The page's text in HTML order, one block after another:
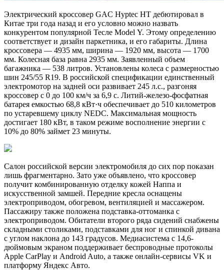
Электрический кроссовер GAC Hyptec HT дебютировал в
Китае три года назад и его условно можно назвать
конкурентом популярной Тесле Model Y. Этому определению
соответствует и дизайн паркетника, и его габариты. Длина
кроссовера — 4935 мм, ширина — 1920 мм, высота — 1700
мм. Колесная база равна 2935 мм. Заявленный объем
багажника — 538 литров. Установлены колеса с размерностью
шин 245/55 R19. В российской спецификации единственный
электромотор на задней оси развивает 245 л.с., разгоняя
кроссовер с 0 до 100 км/ч за 6,9 с. Литий-железо-фосфатная
батарея емкостью 68,8 кВт·ч обеспечивает до 510 километров
по устаревшему циклу NEDC. Максимальная мощность
достигает 180 кВт, в таком режиме восполнение энергии с
10% до 80% займет 23 минуты.
Салон российской версии электромобиля до сих пор показан
лишь фрагментарно. Зато уже объявлено, что кроссовер
получит комбинированную отделку кожей Наппа и
искусственной замшей. Передние кресла оснащены
электроприводом, обогревом, вентиляцией и массажером.
Пассажиру также положена подставка-оттоманка с
электроприводом. Обитатели второго ряда сидений снабжены
складными столиками, подставками для ног и спинкой дивана
с углом наклона до 143 градусов. Медиасистема с 14,6-
дюймовым экраном поддерживает беспроводные протоколы
Apple CarPlay и Android Auto, а также онлайн-сервисы VK и
платформу Яндекс Авто.